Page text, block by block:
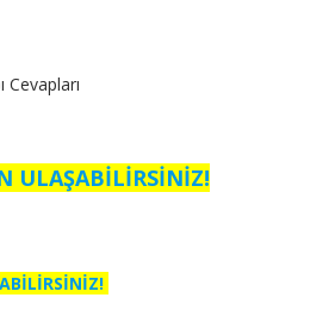
Cevapları
ULAŞABİLİRSİNİZ!